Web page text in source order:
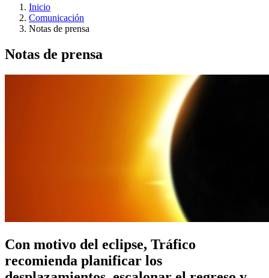
Inicio
Comunicación
Notas de prensa
Notas de prensa
Con motivo del eclipse, Tráfico
recomienda planificar los